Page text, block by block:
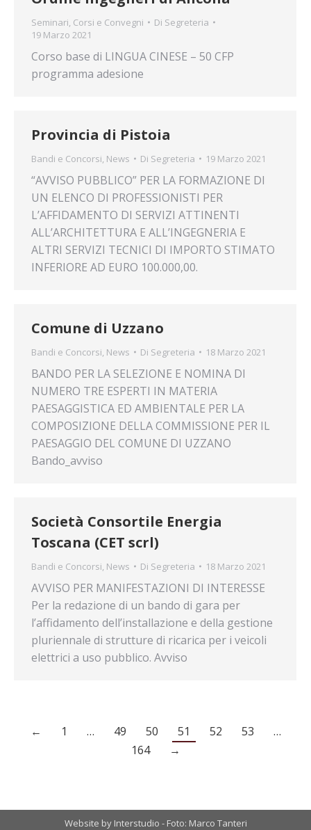
Seminari, Corsi e Convegni Di Segreteria
19 Marzo 2021
Corso base di LINGUA CINESE – 50 CFP
programma adesione
Provincia di Pistoia
Bandi e Concorsi, News Di Segreteria 19 Marzo 2021
“AVVISO PUBBLICO” PER LA FORMAZIONE DI
UN ELENCO DI PROFESSIONISTI PER
L’AFFIDAMENTO DI SERVIZI ATTINENTI
ALL’ARCHITETTURA E ALL’INGEGNERIA E
ALTRI SERVIZI TECNICI DI IMPORTO STIMATO
INFERIORE AD EURO 100.000,00.
Comune di Uzzano
Bandi e Concorsi, News Di Segreteria 18 Marzo 2021
BANDO PER LA SELEZIONE E NOMINA DI
NUMERO TRE ESPERTI IN MATERIA
PAESAGGISTICA ED AMBIENTALE PER LA
COMPOSIZIONE DELLA COMMISSIONE PER IL
PAESAGGIO DEL COMUNE DI UZZANO
Bando_avviso
Società Consortile Energia
Toscana (CET scrl)
Bandi e Concorsi, News Di Segreteria 18 Marzo 2021
AVVISO PER MANIFESTAZIONI DI INTERESSE
Per la redazione di un bando di gara per
l’affidamento dell’installazione e della gestione
pluriennale di strutture di ricarica per i veicoli
elettrici a uso pubblico. Avviso
← 1 … 49 50 51 52 53
…
164
→
Website by Interstudio - Foto: Marco Tanteri